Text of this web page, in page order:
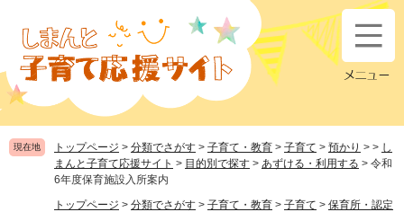
先
頭
す
。
を
飛
し
て
現在地 トップページ > 分類でさがす > 子育て・教育 > 子育て > 預かり > > し
まんと子育て応援サイト > 目的別で探す > あずける・利用する > 令和
6年度保育施設入所案内
トップページ > 分類でさがす > 子育て・教育 > 子育て > 保育所・認定